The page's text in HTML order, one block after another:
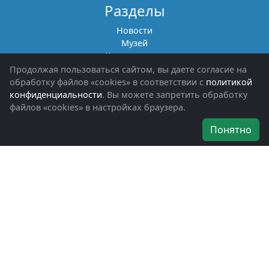
Разделы
Новости
Музей
Книги памяти
Фотоальбомы
Обращения граждан
Помощь участникам СВО и их семьям
Об организации
Наши награды
Продолжая пользоваться сайтом, вы даете согласие на
обработку файлов «cookies» в соответствии с политикой
конфиденциальности. Вы можете запретить обработку
файлов «cookies» в настройках браузера.
Понятно